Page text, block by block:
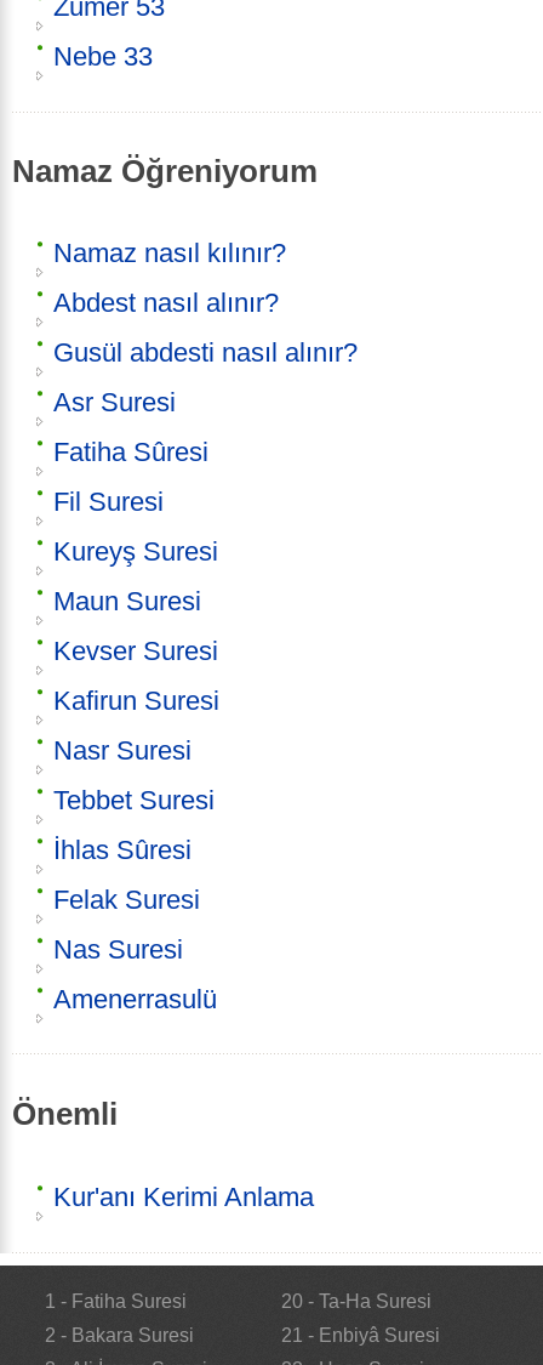
Zümer 53
Nebe 33
Namaz Öğreniyorum
Namaz nasıl kılınır?
Abdest nasıl alınır?
Gusül abdesti nasıl alınır?
Asr Suresi
Fatiha Sûresi
Fil Suresi
Kureyş Suresi
Maun Suresi
Kevser Suresi
Kafirun Suresi
Nasr Suresi
Tebbet Suresi
İhlas Sûresi
Felak Suresi
Nas Suresi
Amenerrasulü
Önemli
Kur'anı Kerimi Anlama
1 - Fatiha Suresi
2 - Bakara Suresi
20 - Ta-Ha Suresi
21 - Enbiyâ Suresi